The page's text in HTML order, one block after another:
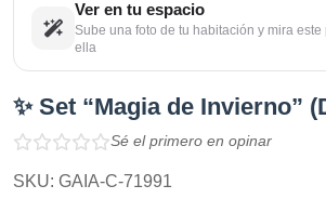
Ver en tu espacio
Sube una foto de tu habitación y mira este
ella
✨ Set “Magia de Invierno”
Sé el primero en opinar
SKU: GAIA-C-71991